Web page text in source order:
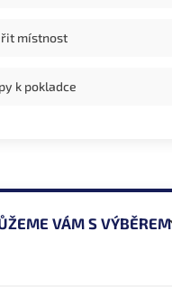
místnost
k pokladce
VÁM S VÝBĚREM